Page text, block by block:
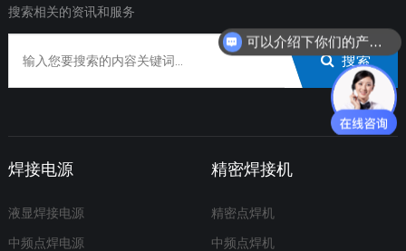
搜索相关的资讯和服务
搜索
焊接电源
液显焊接电源
中频点焊电源
精密焊接机
精密点焊机
中频点焊机
可以介绍下你们的产品么？